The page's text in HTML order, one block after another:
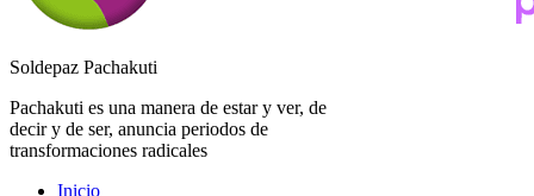
Soldepaz Pachakuti
Pachakuti es una manera de estar y ver, de
decir y de ser, anuncia periodos de
transformaciones radicales
Inicio